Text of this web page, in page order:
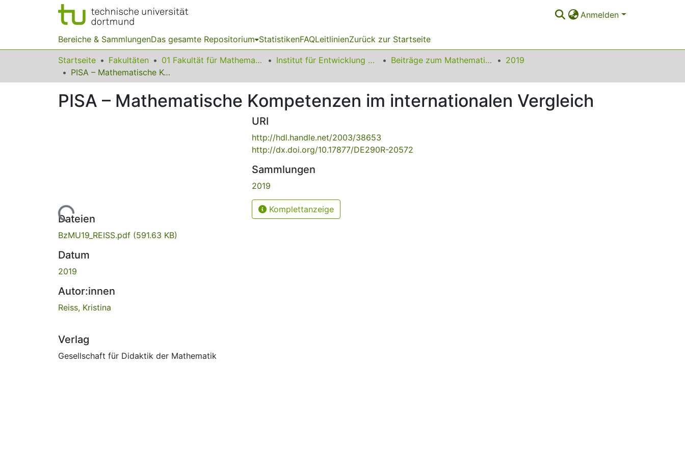
Anmelden
Bereiche & SammlungenDas gesamte Repositorium StatistikenFAQLeitlinienZurück zur Startseite
Startseite Fakultäten 01 Fakultät für Mathematik Institut für Entwicklung und Erforschung des Mathematikunterrichts Beiträge zum Mathematikunterricht
2019
PISA – Mathematische Kompetenzen im internationalen Vergleich
PISA – Mathematische Kompetenzen im internationalen Vergleich
Lade...
Dateien
BzMU19_REISS.pdf (591.63 KB)
Datum
2019
Autor:innen
Reiss, Kristina
Verlag
Gesellschaft für Didaktik der Mathematik
URI
http://hdl.handle.net/2003/38653
http://dx.doi.org/10.17877/DE290R-20572
Sammlungen
2019
Komplettanzeige